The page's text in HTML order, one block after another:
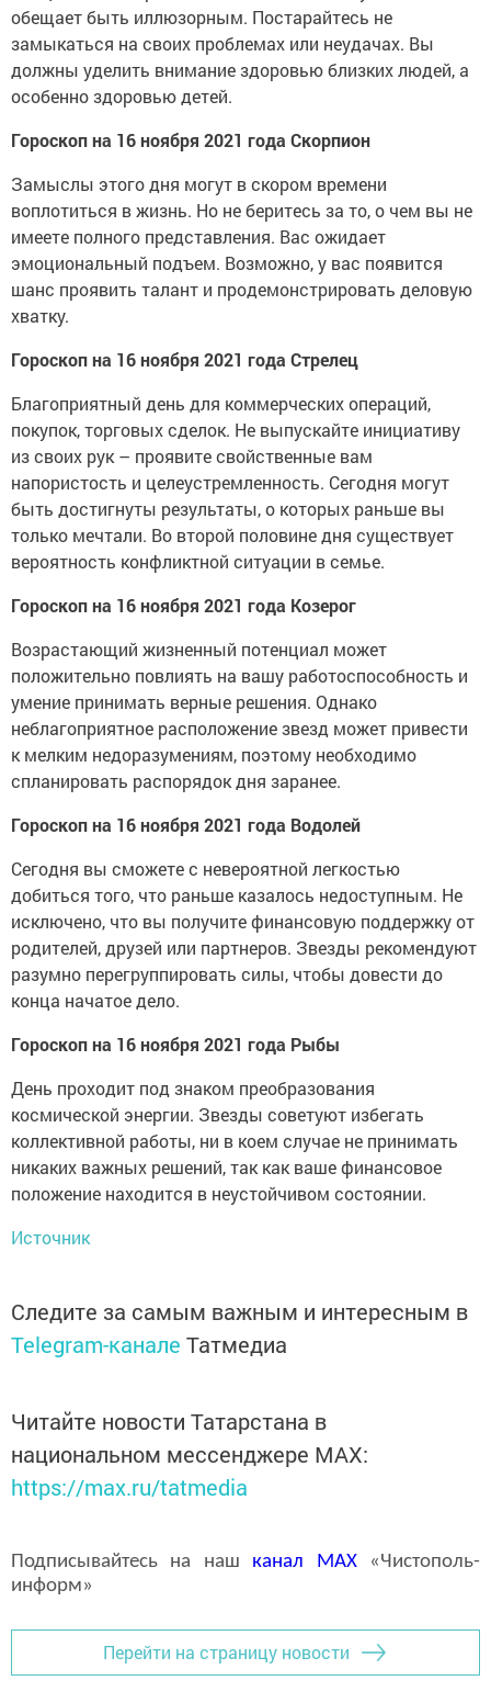
обещает быть иллюзорным. Постарайтесь не
замыкаться на своих проблемах или неудачах. Вы
должны уделить внимание здоровью близких людей, а
особенно здоровью детей.
Гороскоп на 16 ноября 2021 года Скорпион
Замыслы этого дня могут в скором времени
воплотиться в жизнь. Но не беритесь за то, о чем вы не
имеете полного представления. Вас ожидает
эмоциональный подъем. Возможно, у вас появится
шанс проявить талант и продемонстрировать деловую
хватку.
Гороскоп на 16 ноября 2021 года Стрелец
Благоприятный день для коммерческих операций,
покупок, торговых сделок. Не выпускайте инициативу
из своих рук – проявите свойственные вам
напористость и целеустремленность. Сегодня могут
быть достигнуты результаты, о которых раньше вы
только мечтали. Во второй половине дня существует
вероятность конфликтной ситуации в семье.
Гороскоп на 16 ноября 2021 года Козерог
Возрастающий жизненный потенциал может
положительно повлиять на вашу работоспособность и
умение принимать верные решения. Однако
неблагоприятное расположение звезд может привести
к мелким недоразумениям, поэтому необходимо
спланировать распорядок дня заранее.
Гороскоп на 16 ноября 2021 года Водолей
Сегодня вы сможете с невероятной легкостью
добиться того, что раньше казалось недоступным. Не
исключено, что вы получите финансовую поддержку от
родителей, друзей или партнеров. Звезды рекомендуют
разумно перегруппировать силы, чтобы довести до
конца начатое дело.
Гороскоп на 16 ноября 2021 года Рыбы
День проходит под знаком преобразования
космической энергии. Звезды советуют избегать
коллективной работы, ни в коем случае не принимать
никаких важных решений, так как ваше финансовое
положение находится в неустойчивом состоянии.
Источник
Следите за самым важным и интересным в
Telegram-канале Татмедиа
Читайте новости Татарстана в
национальном мессенджере MАХ:
https://max.ru/tatmedia
Подписывайтесь на наш канал MAX«Чистополь-
информ»
Перейти на страницу новости